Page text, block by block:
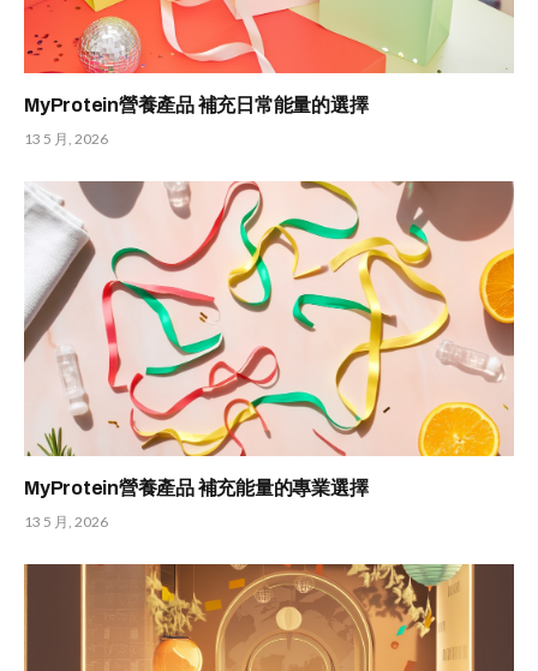
MyProtein營養產品 補充日常能量的選擇
13 5 月, 2026
MyProtein營養產品 補充能量的專業選擇
13 5 月, 2026